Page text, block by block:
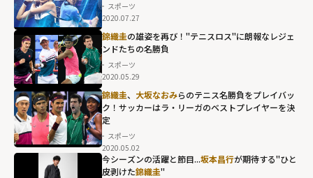
スポーツ
2020.07.27
錦織圭の雄姿を再び！"テニスロス"に朗報なレジェ
ンドたちの名勝負
スポーツ
2020.05.29
錦織圭、 大坂なおみらのテニス名勝負をプレイバッ
ク！サッカーはラ・リーガのベストプレイヤーを決
定
スポーツ
2020.05.02
今シーズンの活躍と節目...坂本昌行が期待する"ひと
皮剥けた錦織圭"